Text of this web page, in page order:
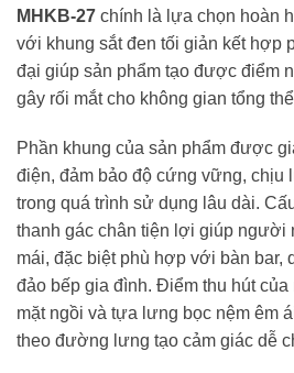
MHKB-27 chính là lựa chọn hoàn
với khung sắt đen tối giản kết hợp
đại giúp sản phẩm tạo được điểm
gây rối mắt cho không gian tổng
Phần khung của sản phẩm được
điện, đảm bảo độ cứng vững, chịu
trong quá trình sử dụng lâu dài.
thanh gác chân tiện lợi giúp người
mái, đặc biệt phù hợp với bàn bar,
đảo bếp gia đình. Điểm thu hút
mặt ngồi và tựa lưng bọc nệm êm
theo đường lưng tạo cảm giác dễ